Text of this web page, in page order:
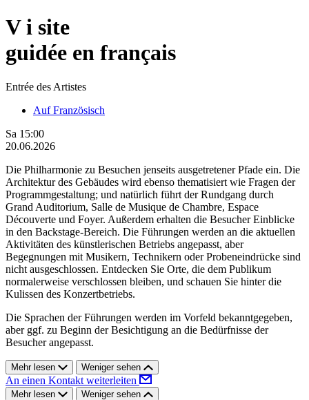
Vi site
guidée en français
Entrée des Artistes
Auf Französisch
Sa 15:00
20.06.2026
Die Philharmonie zu Besuchen jenseits ausgetretener Pfade ein. Die
Architektur des Gebäudes wird ebenso thematisiert wie Fragen der
Programmgestaltung; und natürlich führt der Rundgang durch
Grand Auditorium, Salle de Musique de Chambre, Espace
Découverte und Foyer. Außerdem erhalten die Besucher Einblicke
in den Backstage-Bereich. Die Führungen werden an die aktuellen
Aktivitäten des künstlerischen Betriebs angepasst, aber
Begegnungen mit Musikern, Technikern oder Probeneindrücke sind
nicht ausgeschlossen. Entdecken Sie Orte, die dem Publikum
normalerweise verschlossen bleiben, und schauen Sie hinter die
Kulissen des Konzertbetriebs.
Die Sprachen der Führungen werden im Vorfeld bekanntgegeben,
aber ggf. zu Beginn der Besichtigung an die Bedürfnisse der
Besucher angepasst.
Mehr lesen Weniger sehen
An einen Kontakt weiterleiten
Mehr lesen Weniger sehen